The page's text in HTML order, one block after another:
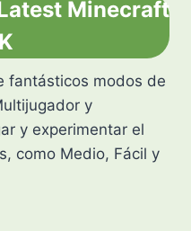
Minecraft
fantásticos modos de
y
y experimentar el
como Medio, Fácil y